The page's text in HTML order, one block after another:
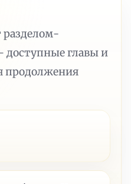
разделом-
главы и
продолжения